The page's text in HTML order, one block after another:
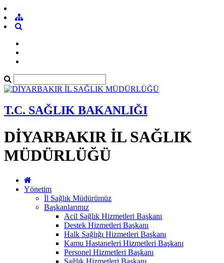
T.C. SAĞLIK BAKANLIĞI
DİYARBAKIR İL SAĞLIK
MÜDÜRLÜĞÜ
Yönetim
İl Sağlık Müdürümüz
Başkanlarımız
Acil Sağlık Hizmetleri Başkanı
Destek Hizmetleri Başkanı
Halk Sağlığı Hizmetleri Başkanı
Kamu Hastaneleri Hizmetleri Başkanı
Personel Hizmetleri Başkanı
Sağlık Hizmetleri Başkanı